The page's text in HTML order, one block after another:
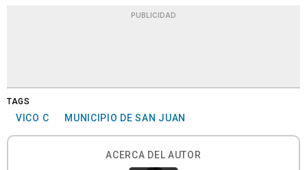
PUBLICIDAD
TAGS
VICO C MUNICIPIO DE SAN JUAN
ACERCA DEL AUTOR